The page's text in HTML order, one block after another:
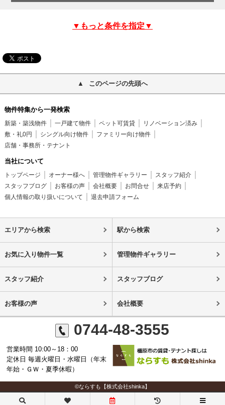
▼もっと条件を指定▼
このページの先頭へ
物件特集から一発検索
新築・築浅物件 一戸建て物件 ペット可賃貸
リノベーション済み
敷・礼0円
シングル向け物件
ファミリー向け物件
店舗・事務所・テナント
当社について
トップページ オーナー様へ 管理物件ギャラリー
スタッフ紹介
スタッフブログ
お客様の声 会社概要 お問合せ
来店予約
個人情報の取り扱いについて
退去申請フォーム
エリアから検索 駅から検索
お気に入り物件一覧 管理物件ギャラリー
スタッフ紹介 スタッフブログ
お客様の声 会社概要
0744-48-3555
営業時間 10:00～18：00
定休日 毎週火曜日・水曜日（年末
年始・ＧＷ・夏季休暇）
©ならすも【株式会社shinka】